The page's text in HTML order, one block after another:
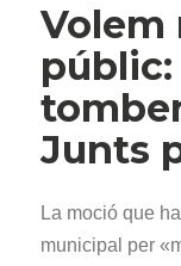
Volem
públic:
Junts
La moció que
municipal per